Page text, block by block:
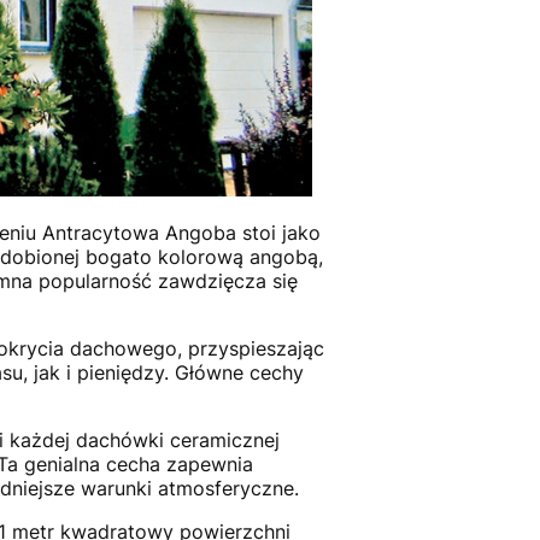
Antracytowa Angoba stoi jako
bogato kolorową angobą,
popularność zawdzięcza się
dachowego, przyspieszając
jak i pieniędzy. Główne cechy
dachówki ceramicznej
genialna cecha zapewnia
warunki atmosferyczne.
metr kwadratowy powierzchni